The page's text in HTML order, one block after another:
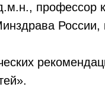
профессор
России,